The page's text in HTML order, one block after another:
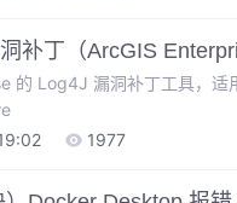
补丁（ArcGIS
的 Log4J 漏洞补丁工具，适
1977